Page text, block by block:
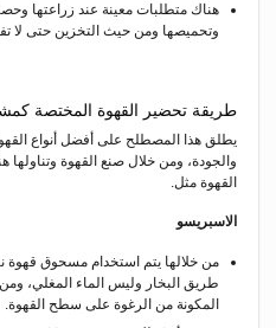
هناك متطلبات معينة عند زراعتها
وتحميصها ومن حيث التخزين حتى لا
طريقة تحضير القهوة المختصة
يطلق هذا المصطلح على أفضل أنواع
والجودة، ومن خلال صنع القهوة وتناولها
القهوة مثل.
الاسبريسو
من خلالها يتم استخدام مسحوق
طريق البخار وليس الماء المغلي،
المكونة من الرغوة على سطح القهوة.